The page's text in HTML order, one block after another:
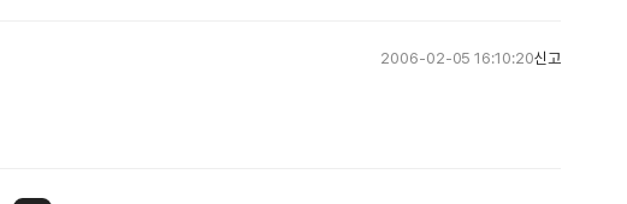
2006-02-05 16:10:20신고